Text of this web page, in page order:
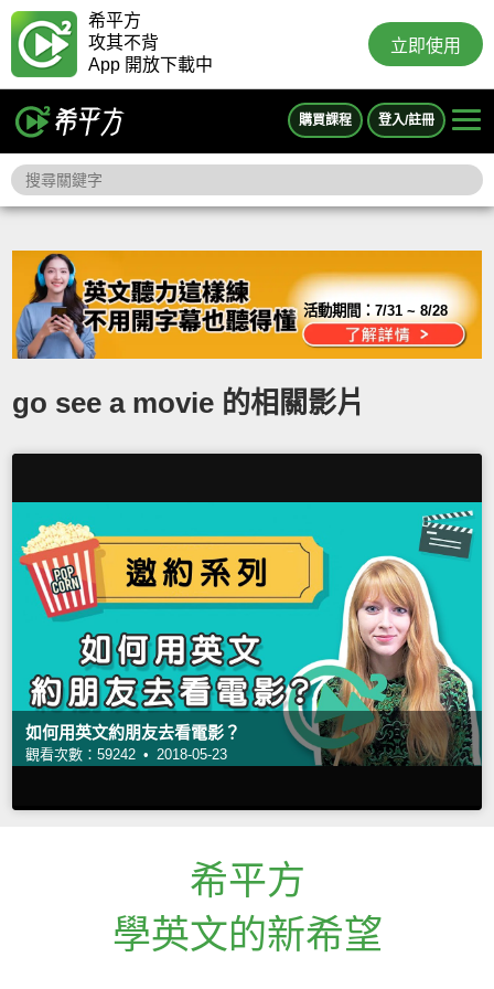
希平方
攻其不背
App 開放下載中
立即使用
購買課程 登入/註冊
活動期間：7/31 ~ 8/28
go see a movie 的相關影片
如何用英文約朋友去看電影？
觀看次數：59242 • 2018-05-23
希平方
學英文的新希望